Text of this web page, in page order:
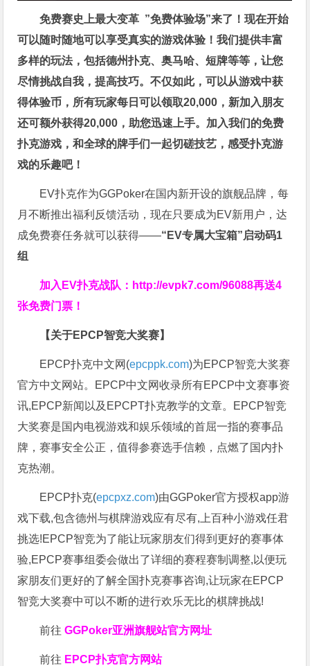
免费赛史上最大变革 ”免费体验场”来了！现在开始
可以随时随地可以享受真实的游戏体验！我们提供丰富
多样的玩法，包括德州扑克、奥马哈、短牌等等，让您
尽情挑战自我，提高技巧。不仅如此，可以从游戏中获
得体验币，所有玩家每日可以领取20,000，新加入朋友
还可额外获得20,000，助您迅速上手。 加入我们的免费
扑克游戏，和全球的牌手们一起切磋技艺，感受扑克游
戏的乐趣吧！
EV扑克作为GGPoker在国内新开设的旗舰品牌，每
月不断推出福利反馈活动，现在只要成为EV新用户，达
成免费赛任务就可以获得——“EV专属大宝箱”启动码1
组
加入EV扑克战队： http://evpk7.com/96088再送4
张免费门票！
【关于EPCP智竞大奖赛】
EPCP扑克中文网(epcppk.com)为EPCP智竞大奖赛
官方中文网站。EPCP中文网收录所有EPCP中文赛事资
讯,EPCP新闻以及EPCPT扑克教学的文章。EPCP智竞
大奖赛是国内电视游戏和娱乐领域的首屈一指的赛事品
牌，赛事安全公正，值得参赛选手信赖，点燃了国内扑
克热潮。
EPCP扑克(epcpxz.com)由GGPoker官方授权app游
戏下载,包含德州与棋牌游戏应有尽有,上百种小游戏任君
挑选!EPCP智竞为了能让玩家朋友们得到更好的赛事体
验,EPCP赛事组委会做出了详细的赛程赛制调整,以便玩
家朋友们更好的了解全国扑克赛事咨询,让玩家在EPCP
智竞大奖赛中可以不断的进行欢乐无比的棋牌挑战!
前往GGPoker亚洲旗舰站官方网址
前往 EPCP扑克官方网站